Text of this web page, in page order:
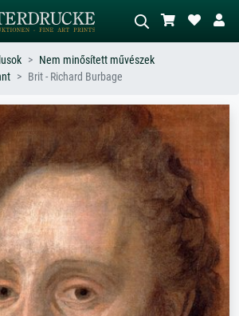
vagy stílus
éj,
hullám,
Írja le a jelenetet – pl. zöld rét, sok
piros absztrakt, sötét olajkép, álló akt
egy fa mellett.
Nem minősített művészek
Brit - Richard Burbage